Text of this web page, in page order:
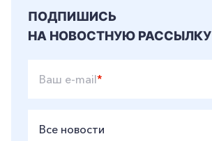
ПОДПИШИСЬ
НА НОВОСТНУЮ РАССЫЛКУ
Ваш e-mail*
Все новости